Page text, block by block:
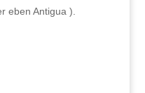
eben Antigua ).